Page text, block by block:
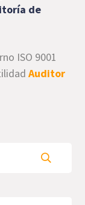
de
ISO 9001
Auditor